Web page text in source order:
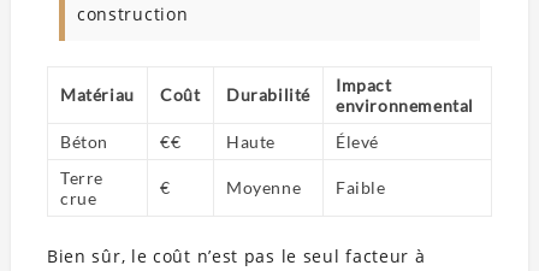
construction
Matériau Coût Durabilité
Impact
environnemental
Béton
€€ Haute
Élevé
Terre
crue
€ Moyenne Faible
Bien sûr, le coût n’est pas le seul facteur à